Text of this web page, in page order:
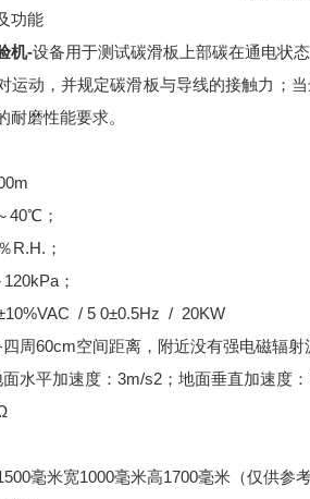
功能
机-设备用于测试碳滑板上部碳在通电状
运动，并规定碳滑板与导线的接触力；
耐磨性能要求。
40℃；
R.H.；
；
/ 5 0±0.5Hz / 20KW
周60cm空间距离，附近没有强电磁辐
水平加速度：3m/s2；地面垂直加速度：
毫米宽1000毫米高1700毫米（仅供参